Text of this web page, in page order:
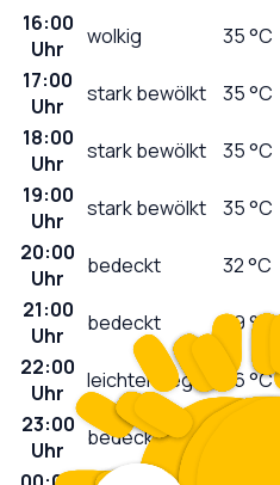
16:00
Uhr
wolkig 35°C
17:00
Uhr
stark bewölkt 35°C
18:00
Uhr
stark bewölkt 35°C
19:00
Uhr
stark bewölkt 35°C
20:00
Uhr
bedeckt 32°C
21:00
Uhr
bedeckt 29°C
22:00
Uhr
leichter Regen 26°C
23:00
Uhr
bedeckt